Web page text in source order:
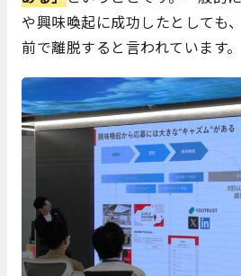
や興味喚起に成功したとしても
前で離脱すると言われています。